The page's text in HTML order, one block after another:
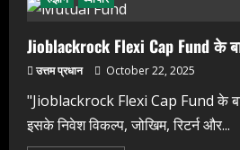
ऑफिस
वरिष्ठ
एफडी
ब्याज
दरों
के
बारे
में
पूरी
जानकारी
Jioblackrock Flexi Cap Fund के
उत्तम प्रधान October 22, 2025
"Jioblackrock Flexi Cap Fund के बारे
इसके निवेश विकल्प, जोखिम, रिटर्न और...
हाम्रोध्वनि (नेपाली पत्रिका)
भूतपूर्व सांसद
November 23,